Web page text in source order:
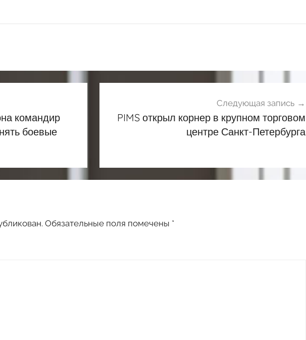
командир
боевые
Следующая запись
PIMS открыл корнер в крупном торговом
центре Санкт-Петербурга
Обязательные поля помечены *